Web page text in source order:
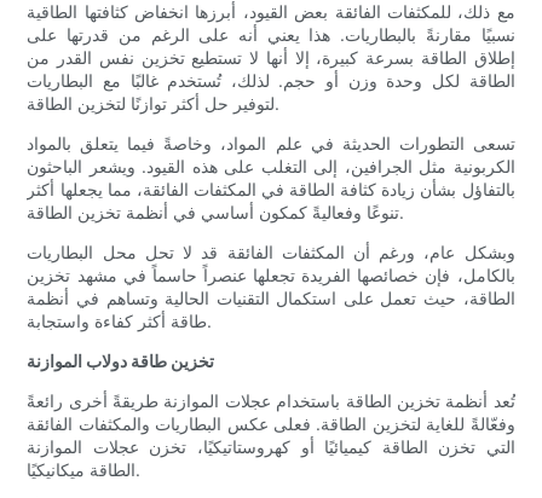
مع ذلك، للمكثفات الفائقة بعض القيود، أبرزها انخفاض كثافتها الطاقية
نسبيًا مقارنةً بالبطاريات. هذا يعني أنه على الرغم من قدرتها على
إطلاق الطاقة بسرعة كبيرة، إلا أنها لا تستطيع تخزين نفس القدر من
الطاقة لكل وحدة وزن أو حجم. لذلك، تُستخدم غالبًا مع البطاريات
لتوفير حل أكثر توازنًا لتخزين الطاقة.
تسعى التطورات الحديثة في علم المواد، وخاصةً فيما يتعلق بالمواد
الكربونية مثل الجرافين، إلى التغلب على هذه القيود. ويشعر الباحثون
بالتفاؤل بشأن زيادة كثافة الطاقة في المكثفات الفائقة، مما يجعلها أكثر
تنوعًا وفعاليةً كمكون أساسي في أنظمة تخزين الطاقة.
وبشكل عام، ورغم أن المكثفات الفائقة قد لا تحل محل البطاريات
بالكامل، فإن خصائصها الفريدة تجعلها عنصراً حاسماً في مشهد تخزين
الطاقة، حيث تعمل على استكمال التقنيات الحالية وتساهم في أنظمة
طاقة أكثر كفاءة واستجابة.
تخزين طاقة دولاب الموازنة
تُعد أنظمة تخزين الطاقة باستخدام عجلات الموازنة طريقةً أخرى رائعةً
وفعّالةً للغاية لتخزين الطاقة. فعلى عكس البطاريات والمكثفات الفائقة
التي تخزن الطاقة كيميائيًا أو كهروستاتيكيًا، تخزن عجلات الموازنة
الطاقة ميكانيكيًا.